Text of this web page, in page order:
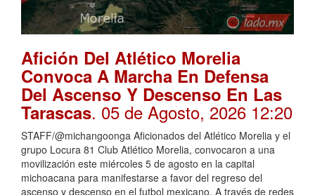
Afición Del Atlético Morelia
Convoca A Marcha En Defensa
Del Ascenso Y Descenso En Las
Tarascas. 05 de Agosto, 2026 12:20
STAFF/@michangoonga Aficionados del Atlético Morelia y el
grupo Locura 81 Club Atlético Morelia, convocaron a una
movilización este miércoles 5 de agosto en la capital
michoacana para manifestarse a favor del regreso del
ascenso y descenso en el futbol mexicano. A través de redes